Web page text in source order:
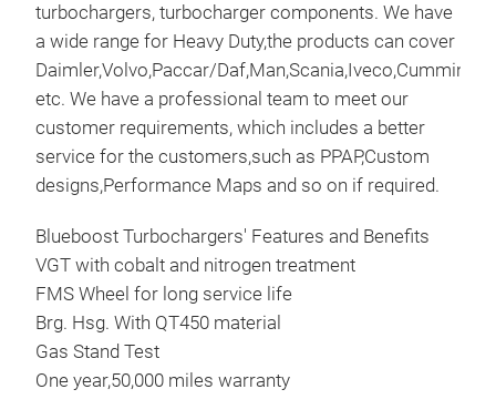
turbochargers, turbocharger components. We have
a wide range for Heavy Duty,the products can cover
Daimler,Volvo,Paccar/Daf,Man,Scania,Iveco,Cummins
etc. We have a professional team to meet our
customer requirements, which includes a better
service for the customers,such as PPAP,Custom
designs,Performance Maps and so on if required.
Blueboost Turbochargers' Features and Benefits
VGT with cobalt and nitrogen treatment
FMS Wheel for long service life
Brg. Hsg. With QT450 material
Gas Stand Test
One year,50,000 miles warranty